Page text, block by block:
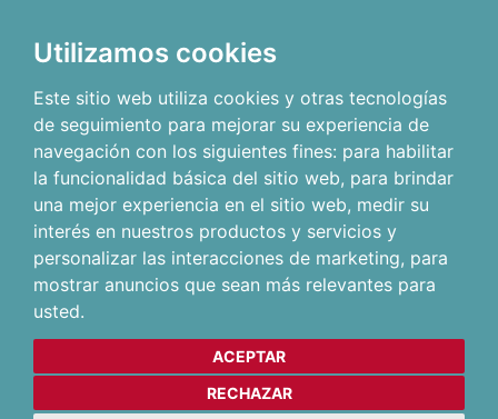
Utilizamos cookies
Este sitio web utiliza cookies y otras tecnologías
de seguimiento para mejorar su experiencia de
navegación con los siguientes fines: para habilitar
la funcionalidad básica del sitio web, para brindar
una mejor experiencia en el sitio web, medir su
interés en nuestros productos y servicios y
personalizar las interacciones de marketing, para
mostrar anuncios que sean más relevantes para
usted.
ACEPTAR
RECHAZAR